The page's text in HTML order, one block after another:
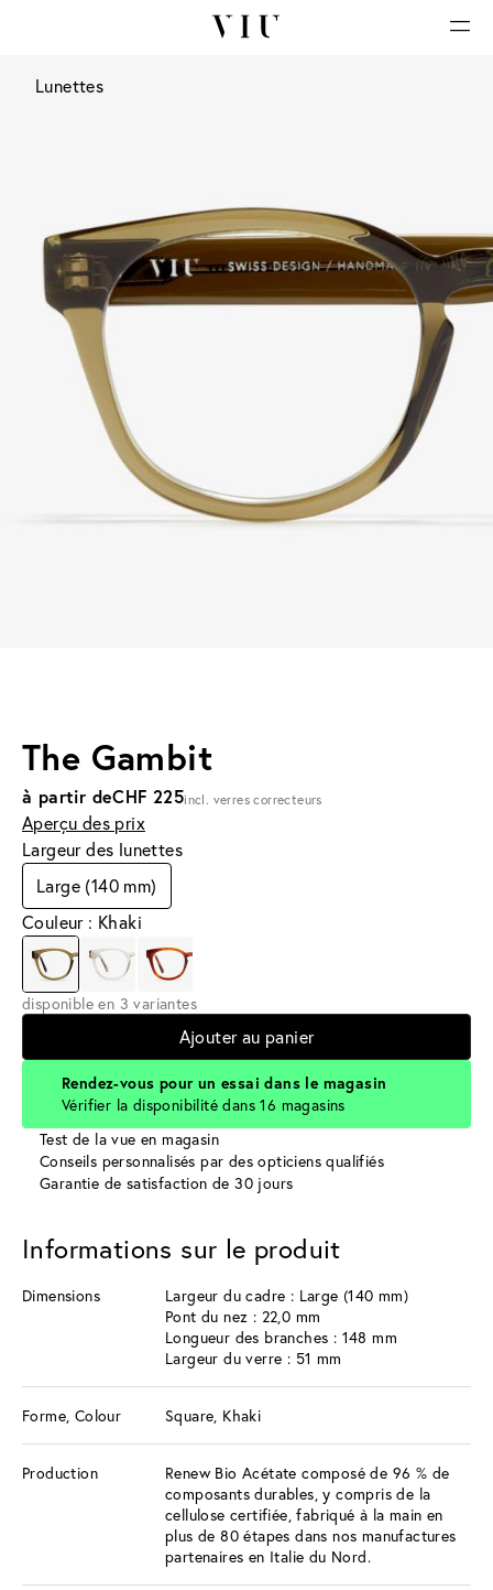
Lunettes
The Gambit
à partir deCHF 225incl. verres correcteurs
Aperçu des prix
Largeur des lunettes
Large (140 mm)
Couleur : Khaki
disponible en 3 variantes
Ajouter au panier
Rendez-vous pour un essai dans le magasin
Vérifier la disponibilité dans 16 magasins
Test de la vue en magasin
Conseils personnalisés par des opticiens qualifiés
Garantie de satisfaction de 30 jours
Informations sur le produit
Dimensions
Largeur du cadre : Large (140 mm)
Pont du nez : 22,0 mm
Longueur des branches : 148 mm
Largeur du verre : 51 mm
Forme, Colour Square, Khaki
Production
Renew Bio Acétate composé de 96 % de
composants durables, y compris de la
cellulose certifiée, fabriqué à la main en
plus de 80 étapes dans nos manufactures
partenaires en Italie du Nord.